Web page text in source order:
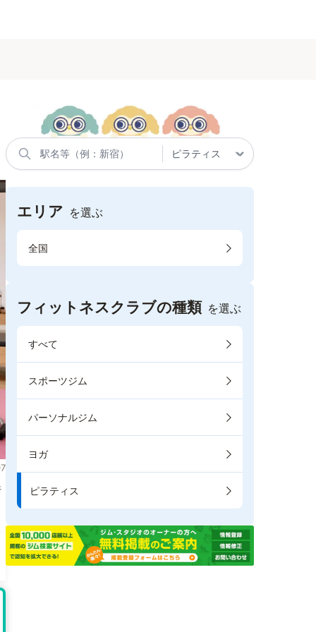
エリア を選ぶ
全国
フィットネスクラブの種類 を選ぶ
すべて
スポーツジム
パーソナルジム
ヨガ
ピラティス